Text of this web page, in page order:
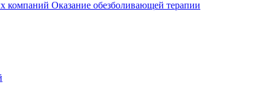
компаний Оказание обезболивающей терапии